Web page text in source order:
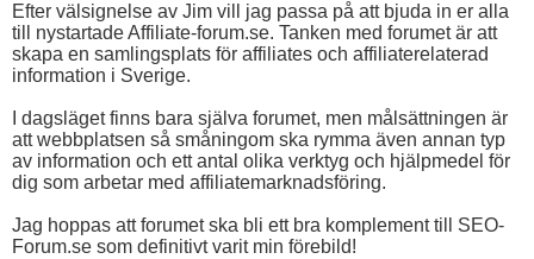
Efter välsignelse av Jim vill jag passa på att bjuda in er alla
till nystartade Affiliate-forum.se. Tanken med forumet är att
skapa en samlingsplats för affiliates och affiliaterelaterad
information i Sverige.
I dagsläget finns bara själva forumet, men målsättningen är
att webbplatsen så småningom ska rymma även annan typ
av information och ett antal olika verktyg och hjälpmedel för
dig som arbetar med affiliatemarknadsföring.
Jag hoppas att forumet ska bli ett bra komplement till SEO-
Forum.se som definitivt varit min förebild!